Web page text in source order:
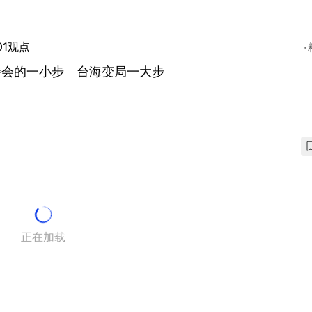
观点
的一小步 台海变局一大步
正在加载